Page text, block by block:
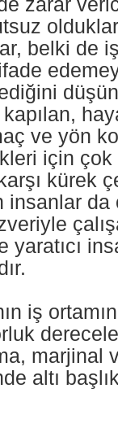
belki de
ve yön
için çok
kürek
insanlar
yaratıcı
iş
marjinal
altı